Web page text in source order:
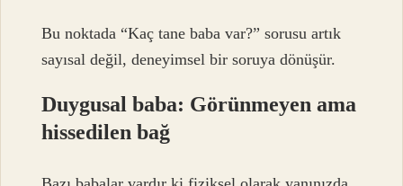
Bu noktada “Kaç tane baba var?” sorusu artık
sayısal değil, deneyimsel bir soruya dönüşür.
Duygusal baba: Görünmeyen ama
hissedilen bağ